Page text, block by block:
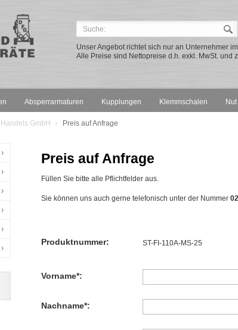
Unser Angebot richtet sich nur an Unternehmer
Alle Preise sind Nettopreise d.h. exkl. MwSt. und
Absperrarmaturen Kupplungen Klemmschalen
GmbH Preis auf Anfrage
Preis auf Anfrage
Füllen Sie bitte alle Pflichtfelder aus.
Sie können uns auch gerne telefonisch unter der Nummer
Produktnummer: ST-FI-110A-MS-25
Vorname*:
Nachname*: